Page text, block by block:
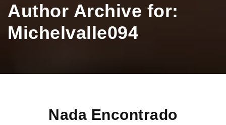
Author Archive for:
Michelvalle094
Nada Encontrado